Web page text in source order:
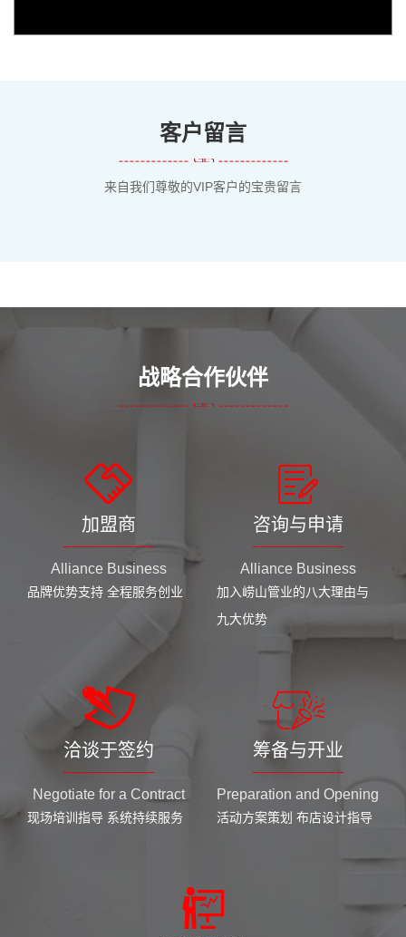
客户留言
来自我们尊敬的VIP客户的宝贵留言
战略合作伙伴
加盟商
Alliance Business
品牌优势支持 全程服务创业
咨询与申请
Alliance Business
加入崂山管业的八大理由与
九大优势
洽谈于签约
Negotiate for a Contract
现场培训指导 系统持续服务
筹备与开业
Preparation and Opening
活动方案策划 布店设计指导